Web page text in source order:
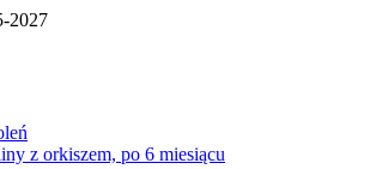
2027
z orkiszem, po 6 miesiącu